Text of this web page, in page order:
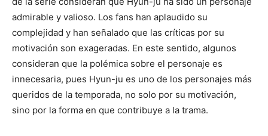
admirable y valioso. Los fans han aplaudido su
complejidad y han señalado que las críticas por su
motivación son exageradas. En este sentido, algunos
consideran que la polémica sobre el personaje es
innecesaria, pues Hyun-ju es uno de los personajes más
queridos de la temporada, no solo por su motivación,
sino por la forma en que contribuye a la trama.